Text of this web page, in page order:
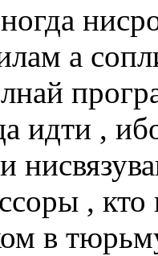
а
идти ,
,
в